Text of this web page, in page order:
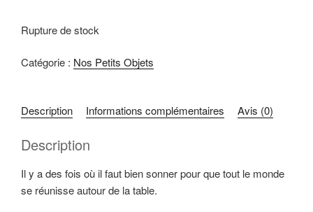
Rupture de stock
Catégorie : Nos Petits Objets
Description Informations complémentaires Avis (0)
Description
Il y a des fois où il faut bien sonner pour que tout le monde
se réunisse autour de la table.